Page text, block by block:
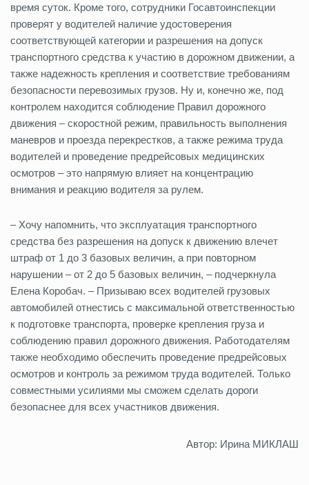
время суток. Кроме того, сотрудники Госавтоинспекции
проверят у водителей наличие удостоверения
соответствующей категории и разрешения на допуск
транспортного средства к участию в дорожном движении, а
также надежность крепления и соответствие требованиям
безопасности перевозимых грузов. Ну и, конечно же, под
контролем находится соблюдение Правил дорожного
движения – скоростной режим, правильность выполнения
маневров и проезда перекрестков, а также режима труда
водителей и проведение предрейсовых медицинских
осмотров – это напрямую влияет на концентрацию
внимания и реакцию водителя за рулем.
– Хочу напомнить, что эксплуатация транспортного
средства без разрешения на допуск к движению влечет
штраф от 1 до 3 базовых величин, а при повторном
нарушении – от 2 до 5 базовых величин, – подчеркнула
Елена Коробач. – Призываю всех водителей грузовых
автомобилей отнестись с максимальной ответственностью
к подготовке транспорта, проверке крепления груза и
соблюдению правил дорожного движения. Работодателям
также необходимо обеспечить проведение предрейсовых
осмотров и контроль за режимом труда водителей. Только
совместными усилиями мы сможем сделать дороги
безопаснее для всех участников движения.
Автор: Ирина МИКЛАШ